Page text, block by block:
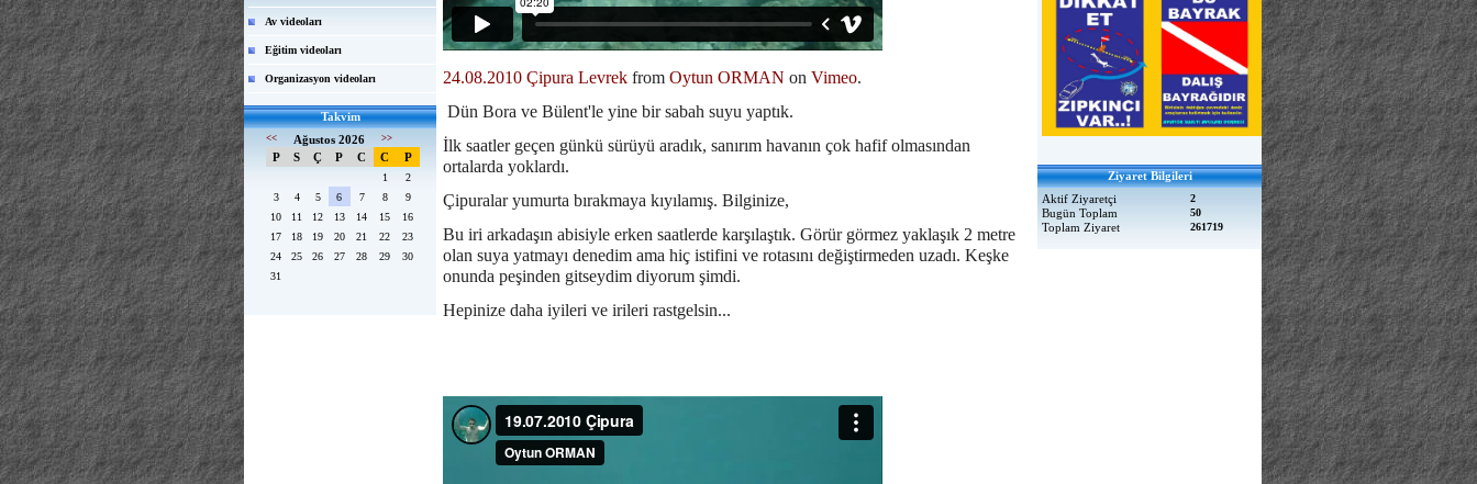
Av videoları
Eğitim videoları
Organizasyon videoları
Takvim
<< Ağustos 2026 >>
P S Ç P C C P
1
2
3
4 5 6 7 8
9
10
11 12 13 14 15
16
17
18 19 20 21 22
23
24
25 26 27 28 29
30
31
24.08.2010 Çipura Levrek from Oytun ORMAN on Vimeo.
Dün Bora ve Bülent'le yine bir sabah suyu yaptık.
İlk saatler geçen günkü sürüyü aradık, sanırım havanın çok hafif olmasından
ortalarda yoklardı.
Çipuralar yumurta bırakmaya kıyılamış. Bilginize,
Bu iri arkadaşın abisiyle erken saatlerde karşılaştık. Görür görmez yaklaşık 2 metre
olan suya yatmayı denedim ama hiç istifini ve rotasını değiştirmeden uzadı. Keşke
onunda peşinden gitseydim diyorum şimdi.
Hepinize daha iyileri ve irileri rastgelsin...
Ziyaret Bilgileri
Aktif Ziyaretçi
2
Bugün Toplam 50
Toplam Ziyaret 261719